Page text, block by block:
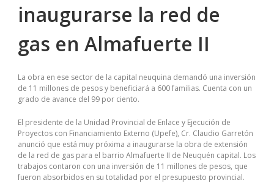
inaugurarse la red de
gas en Almafuerte II
La obra en ese sector de la capital neuquina demandó una inversión
de 11 millones de pesos y beneficiará a 600 familias. Cuenta con un
grado de avance del 99 por ciento.
El presidente de la Unidad Provincial de Enlace y Ejecución de
Proyectos con Financiamiento Externo (Upefe), Cr. Claudio Garretón
anunció que está muy próxima a inaugurarse la obra de extensión
de la red de gas para el barrio Almafuerte II de Neuquén capital. Los
trabajos contaron con una inversión de 11 millones de pesos, que
fueron absorbidos en su totalidad por el presupuesto provincial.